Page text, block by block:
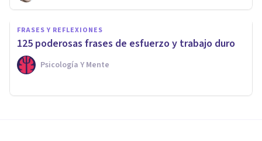
FRASES Y REFLEXIONES
125 poderosas frases de esfuerzo y trabajo duro
Psicología Y Mente